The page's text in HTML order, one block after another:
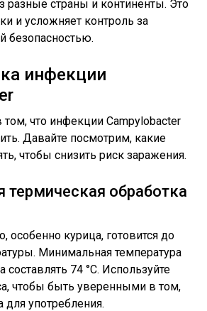
разные страны и континенты. Это
и усложняет контроль за
безопасностью.
инфекции
что инфекции Campylobacter
Давайте посмотрим, какие
чтобы снизить риск заражения.
термическая обработка
особенно курица, готовится до
Минимальная температура
74 °C. Используйте
чтобы быть уверенными в том,
для употребления.